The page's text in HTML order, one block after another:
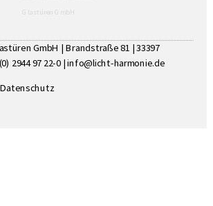
Glastüren GmbH
GmbH | Brandstraße 81 | 33397
2944 97 22-0 |info@licht-harmonie.de
Datenschutz